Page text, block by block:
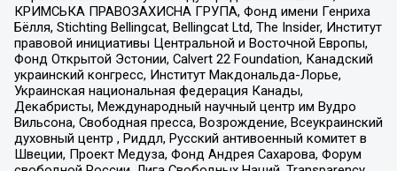
КРИМСЬКА ПРАВОЗАХИСНА ГРУПА, Фонд имени Генриха
Бёлля, Stichting Bellingcat, Bellingcat Ltd, The Insider, Институт
правовой инициативы Центральной и Восточной Европы,
Фонд Открытой Эстонии, Calvert 22 Foundation, Канадский
украинский конгресс, Институт Макдональда-Лорье,
Украинская национальная федерация Канады,
Декабристы, Международный научный центр им Вудро
Вильсона, Свободная пресса, Возрождение, Всеукраинский
духовный центр , Риддл, Русский антивоенный комитет в
Швеции, Проект Медуза, Фонд Андрея Сахарова, Форум